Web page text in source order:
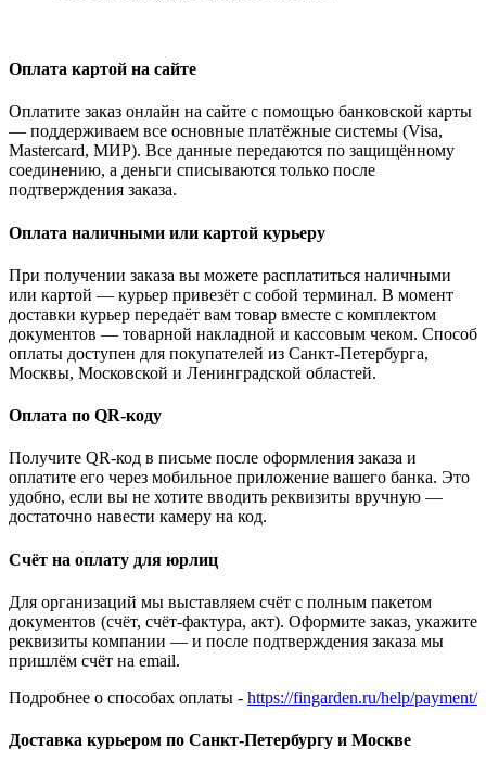
Оплата картой на сайте
Оплатите заказ онлайн на сайте с помощью банковской карты
— поддерживаем все основные платёжные системы (Visa,
Mastercard, МИР). Все данные передаются по защищённому
соединению, а деньги списываются только после
подтверждения заказа.
Оплата наличными или картой курьеру
При получении заказа вы можете расплатиться наличными
или картой — курьер привезёт с собой терминал. В момент
доставки курьер передаёт вам товар вместе с комплектом
документов — товарной накладной и кассовым чеком. Способ
оплаты доступен для покупателей из Санкт-Петербурга,
Москвы, Московской и Ленинградской областей.
Оплата по QR-коду
Получите QR-код в письме после оформления заказа и
оплатите его через мобильное приложение вашего банка. Это
удобно, если вы не хотите вводить реквизиты вручную —
достаточно навести камеру на код.
Счёт на оплату для юрлиц
Для организаций мы выставляем счёт с полным пакетом
документов (счёт, счёт-фактура, акт). Оформите заказ, укажите
реквизиты компании — и после подтверждения заказа мы
пришлём счёт на email.
Подробнее о способах оплаты - https://fingarden.ru/help/payment/
Доставка курьером по Санкт-Петербургу и Москве